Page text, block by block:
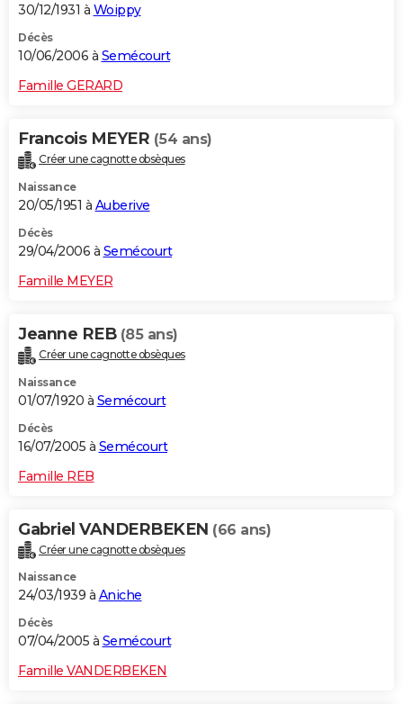
30/12/1931 à Woippy
Décès
10/06/2006 à Semécourt
Famille GERARD
Francois MEYER (54 ans)
Créer une cagnotte obsèques
Naissance
20/05/1951 à Auberive
Décès
29/04/2006 à Semécourt
Famille MEYER
Jeanne REB (85 ans)
Créer une cagnotte obsèques
Naissance
01/07/1920 à Semécourt
Décès
16/07/2005 à Semécourt
Famille REB
Gabriel VANDERBEKEN (66 ans)
Créer une cagnotte obsèques
Naissance
24/03/1939 à Aniche
Décès
07/04/2005 à Semécourt
Famille VANDERBEKEN